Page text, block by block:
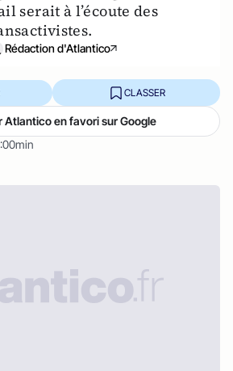
serait à l’écoute des
Rédaction d'Atlantico
CLASSER
Atlantico en favori sur Google